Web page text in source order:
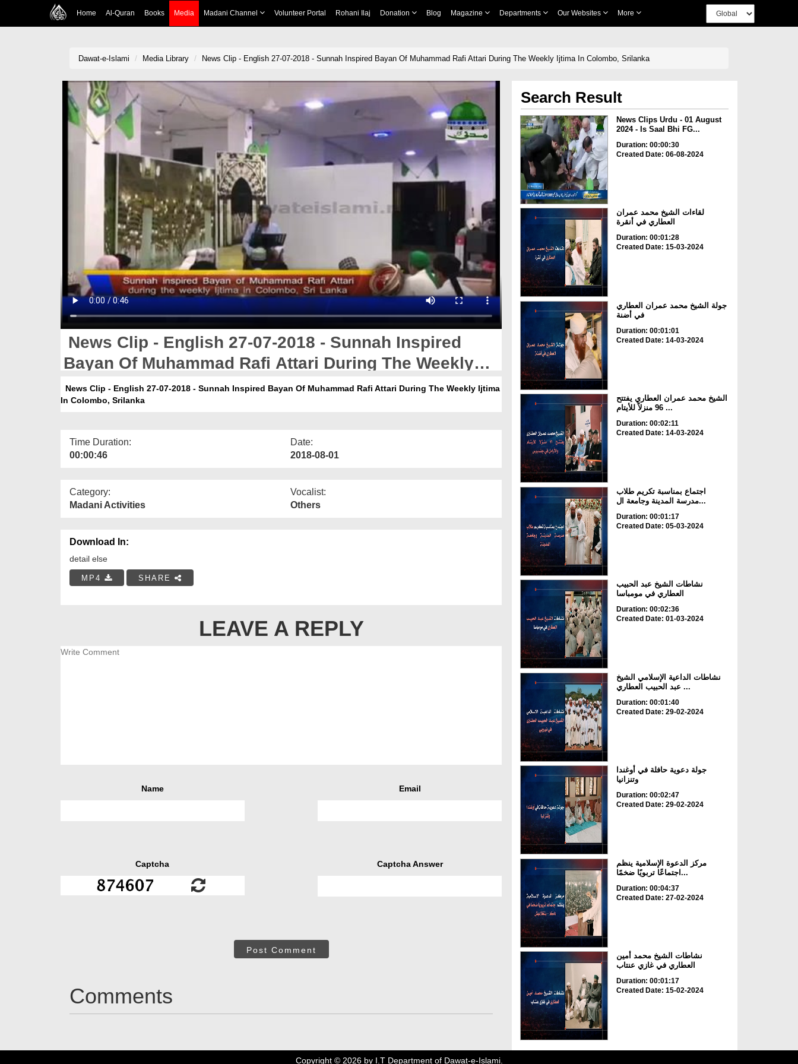
Home Al-Quran Books Media Madani Channel Volunteer Portal Rohani Ilaj Donation Blog Magazine Departments Our Websites More
Dawat-e-Islami Media Library News Clip - English 27-07-2018 - Sunnah Inspired Bayan Of Muhammad Rafi Attari During The Weekly Ijtima In Colombo, Srilanka
News Clip - English 27-07-2018 - Sunnah Inspired
Bayan Of Muhammad Rafi Attari During The Weekly
Ijtima In Colombo, Srilanka
News Clip - English 27-07-2018 - Sunnah Inspired Bayan Of Muhammad Rafi Attari During The Weekly Ijtima
In Colombo, Srilanka
Time Duration:
00:00:46
Date:
2018-08-01
Category:
Madani Activities
Vocalist:
Others
Download In:
detail else
MP4 SHARE
LEAVE A REPLY
Name Email
Captcha Captcha Answer
Post Comment
Comments
Search Result
News Clips Urdu - 01 August
2024 - Is Saal Bhi FG...
Duration: 00:00:30
Created Date: 06-08-2024
لقاءات الشيخ محمد عمران
العطاري في أنقرة
Duration: 00:01:28
Created Date: 15-03-2024
جولة الشيخ محمد عمران العطاري
في أضنة
Duration: 00:01:01
Created Date: 14-03-2024
الشيخ محمد عمران العطاري يفتتح
96 منزلاً للأيتام ...
Duration: 00:02:11
Created Date: 14-03-2024
اجتماع بمناسبة تكريم طلاب
مدرسة المدينة وجامعة ال...
Duration: 00:01:17
Created Date: 05-03-2024
نشاطات الشيخ عبد الحبيب
العطاري في مومباسا
Duration: 00:02:36
Created Date: 01-03-2024
نشاطات الداعية الإسلامي الشيخ
عبد الحبيب العطاري ...
Duration: 00:01:40
Created Date: 29-02-2024
جولة دعوية حافلة في أوغندا
وتنزانيا
Duration: 00:02:47
Created Date: 29-02-2024
مركز الدعوة الإسلامية ينظم
اجتماعًا تربويًا ضخمًا...
Duration: 00:04:37
Created Date: 27-02-2024
نشاطات الشيخ محمد أمين
العطاري في غازي عنتاب
Duration: 00:01:17
Created Date: 15-02-2024
Copyright © 2026by I.T Department of Dawat-e-Islami.